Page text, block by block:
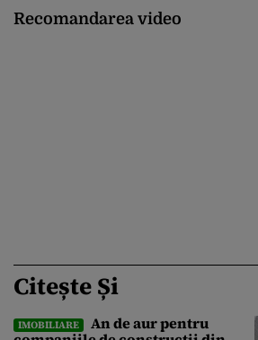
Recomandarea video
Citește Și
IMOBILIARE
An de aur pentru